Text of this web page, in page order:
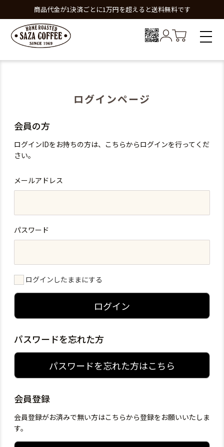
商品代金が1決済ごとに1万円を超えると送料無料です
ログインページ
会員の方
ログインIDをお持ちの方は、こちらからログインを行ってくだ
さい。
メールアドレス
パスワード
ログインしたままにする
ログイン
パスワードを忘れた方
パスワードを忘れた方はこちら
会員登録
会員登録がお済みで無い方はこちらから登録をお願いいたしま
す。